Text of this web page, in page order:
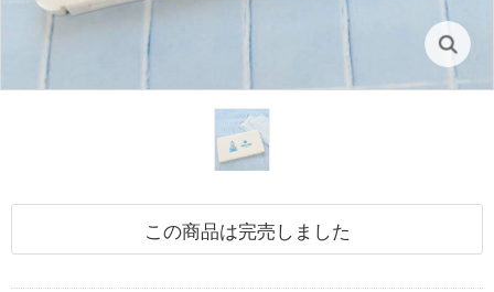
この商品は完売しました